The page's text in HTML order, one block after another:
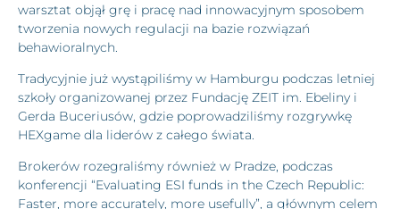
warsztat objął grę i pracę nad innowacyjnym sposobem
tworzenia nowych regulacji na bazie rozwiązań
behawioralnych.
Tradycyjnie już wystąpiliśmy w Hamburgu podczas letniej
szkoły organizowanej przez Fundację ZEIT im. Ebeliny i
Gerda Buceriusów, gdzie poprowadziliśmy rozgrywkę
HEXgame dla liderów z całego świata.
Brokerów rozegraliśmy również w Pradze, podczas
konferencji “Evaluating ESI funds in the Czech Republic:
Faster, more accurately, more usefully”, a głównym celem